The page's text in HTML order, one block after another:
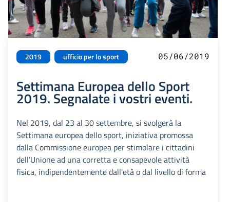
2019 ufficio per lo sport 05/06/2019
Settimana Europea dello Sport
2019. Segnalate i vostri eventi.
Nel 2019, dal 23 al 30 settembre, si svolgerà la
Settimana europea dello sport, iniziativa promossa
dalla Commissione europea per stimolare i cittadini
dell’Unione ad una corretta e consapevole attività
fisica, indipendentemente dall'età o dal livello di forma